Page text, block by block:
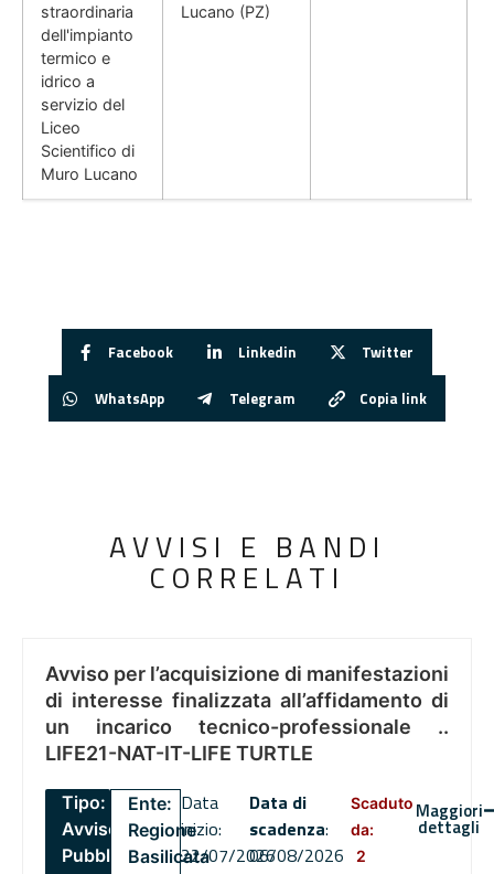
straordinaria
dell'impianto
termico e
idrico a
servizio del
Liceo
Scientifico di
Muro Lucano
Lucano (PZ)
Facebook Linkedin Twitter
WhatsApp Telegram Copia link
AVVISI E BANDI
CORRELATI
Avviso per l’acquisizione di manifestazioni
di interesse finalizzata all’affidamento di
un incarico tecnico-professionale ..
LIFE21-NAT-IT-LIFE TURTLE
Tipo:
Avviso
Pubblico
Ente:
Regione
Basilicata
Data
inizio:
22/07/2026
Data di
scadenza:
06/08/2026
Scaduto
da:
2
Maggiori
dettagli